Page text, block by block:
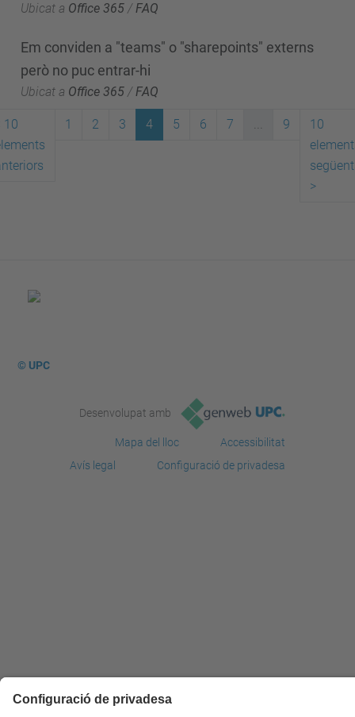
Ubicat a Office 365 /FAQ
Em conviden a "teams" o "sharepoints" externs
però no puc entrar-hi
Ubicat a Office 365 / FAQ
10
1 2 3 4 5 6 7 9
10
>
© UPC
Desenvolupat amb
Mapa del lloc
Accessibilitat
Avís legal
Configuració de privadesa